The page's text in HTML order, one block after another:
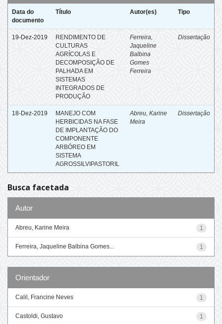
Data do
documento
Título Autor(es) Tipo
19-Dez-2019
RENDIMENTO DE
CULTURAS
AGRÍCOLAS E
DECOMPOSIÇÃO DE
PALHADA EM
SISTEMAS
INTEGRADOS DE
PRODUÇÃO
Ferreira,
Jaqueline
Balbina
Gomes
Ferreira
Dissertação
18-Dez-2019
MANEJO COM
HERBICIDAS NA FASE
DE IMPLANTAÇÃO DO
COMPONENTE
ARBÓREO EM
SISTEMA
AGROSSILVIPASTORIL
Abreu, Karine
Meira
Dissertação
Busca facetada
Autor
1
Abreu, Karine Meira
1
Ferreira, Jaqueline Balbina Gomes...
Orientador
1
Calil, Francine Neves
1
Castoldi, Gustavo